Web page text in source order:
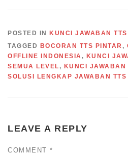
POSTED IN
KUNCI JAWABAN
TAGGED
BOCORAN TTS PINTAR ,
OFFLINE INDONESIA , KUNCI
SEMUA LEVEL , KUNCI JAWABAN
SOLUSI LENGKAP JAWABAN TTS
LEAVE A REPLY
COMMENT *